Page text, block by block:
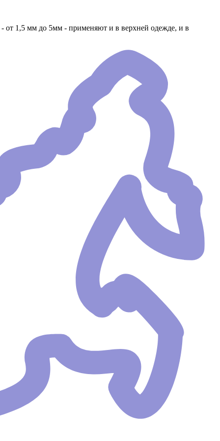
от 1,5 мм до 5мм - применяют и в верхней одежде, и в